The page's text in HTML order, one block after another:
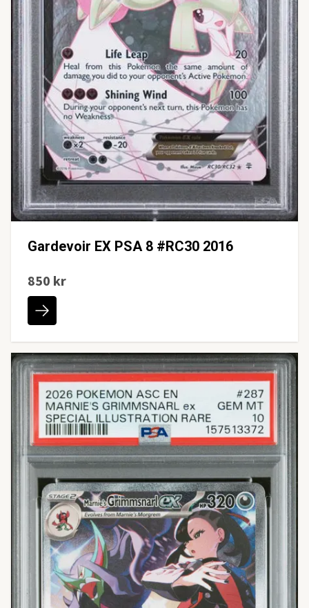
Gardevoir EX PSA 8 #RC30 2016
850 kr